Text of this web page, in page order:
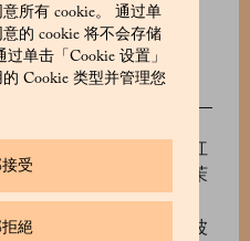
所有 cookie。 通过单
的 cookie 将不会存储
单击「Cookie 设置」
Cookie 类型并管理您
受
絕
易波士茶
锡兰红茶 柑橘天堂伯爵红
然佛手柑与葡萄柚香精 茉
马鞭草和薄荷茶： 马鞭
姜味路易波士茶： 路易波